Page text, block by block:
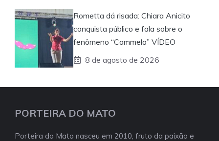
Rometta dá risada: Chiara Anicito
conquista público e fala sobre o
fenômeno “Cammela” VÍDEO
8 de agosto de 2026
PORTEIRA DO MATO
Porteira do Mato nasceu em 2010, fruto da paixão e